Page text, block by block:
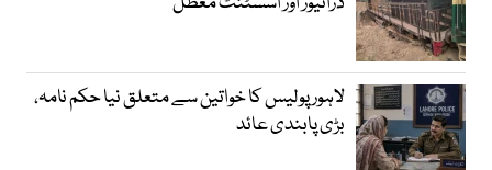
لاہور پولیس کا خواتین سے متعلق نیا حکم نامہ،
بڑی پابندی عائد